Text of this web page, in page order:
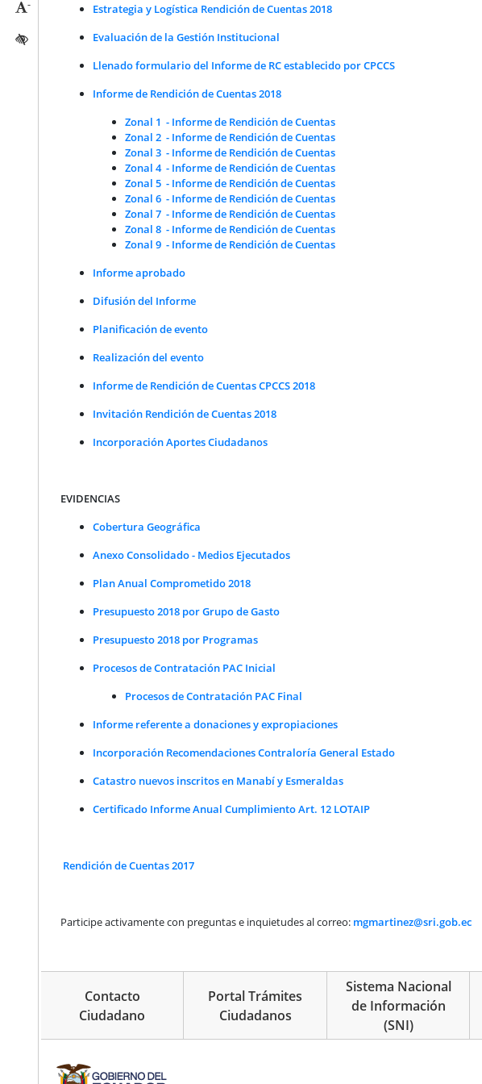
-Reducir tamaño caracteres
Activar/quitar contraste
Estrategia y Logística Rendición de Cuentas 2018
Evaluación de la Gestión Institucional
Llenado formulario del Informe de RC establecido por CPCCS
Informe de Rendición de Cuentas 2018
Zonal 1 - Informe de Rendición de Cuentas
Zonal 2 - Informe de Rendición de Cuentas
Zonal 3 - Informe de Rendición de Cuentas
Zonal 4 - Informe de Rendición de Cuentas
Zonal 5 - Informe de Rendición de Cuentas
Zonal 6 - Informe de Rendición de Cuentas
Zonal 7 - Informe de Rendición de Cuentas
Zonal 8 - Informe de Rendición de Cuentas
Zonal 9 - Informe de Rendición de Cuentas
Informe aprobado
Difusión del Informe
Planificación de evento
Realización del evento
Informe de Rendición de Cuentas CPCCS 2018
Invitación Rendición de Cuentas 2018
Incorporación Aportes Ciudadanos
EVIDENCIAS
Cobertura Geográfica
Anexo Consolidado - Medios Ejecutados
Plan Anual Comprometido 2018
Presupuesto 2018 por Grupo de Gasto
Presupuesto 2018 por Programas
Procesos de Contratación PAC Inicial
Procesos de Contratación PAC Final
Informe referente a donaciones y expropiaciones
Incorporación Recomendaciones Contraloría General Estado
Catastro nuevos inscritos en Manabí y Esmeraldas
Certificado Informe Anual Cumplimiento Art. 12 LOTAIP
Rendición de Cuentas 2017
Participe activamente con preguntas e inquietudes al correo: mgmartinez@sri.gob.ec
Contacto
Ciudadano
Portal Trámites
Ciudadanos
Sistema Nacional
de Información
(SNI)